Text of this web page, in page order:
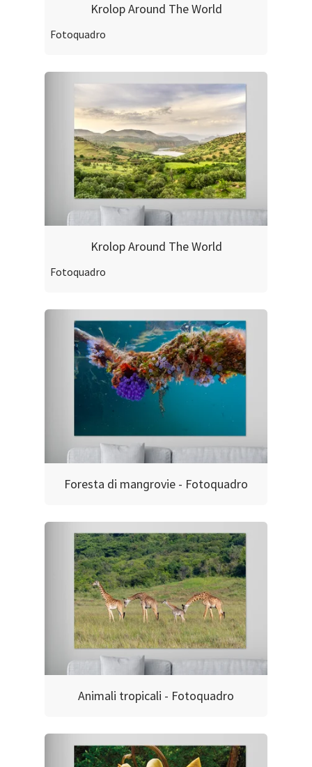
Krolop Around The World
Fotoquadro
Krolop Around The World
Fotoquadro
Foresta di mangrovie - Fotoquadro
Animali tropicali - Fotoquadro